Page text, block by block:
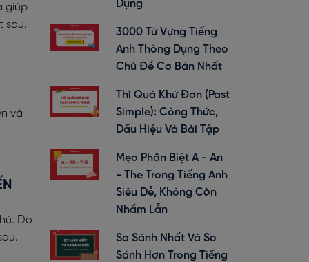
giúp
sau.
và
Do
Dụng
3000 Từ Vựng Tiếng
Anh Thông Dụng Theo
Chủ Đề Cơ Bản Nhất
Thì Quá Khứ Đơn (past
Simple): Công Thức,
Dấu Hiệu Và Bài Tập
Mẹo Phân Biệt A - An
- The Trong Tiếng Anh
Siêu Dễ, Không Còn
Nhầm Lẫn
So Sánh Nhất Và So
Sánh Hơn Trong Tiếng